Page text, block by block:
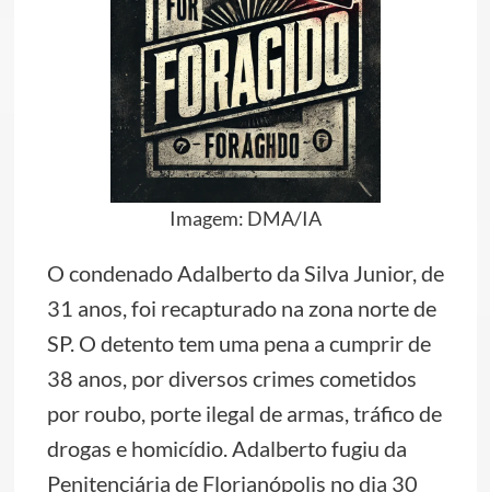
Imagem: DMA/IA
O condenado Adalberto da Silva Junior, de
31 anos, foi recapturado na zona norte de
SP. O detento tem uma pena a cumprir de
38 anos, por diversos crimes cometidos
por roubo, porte ilegal de armas, tráfico de
drogas e homicídio. Adalberto fugiu da
Penitenciária de Florianópolis no dia 30